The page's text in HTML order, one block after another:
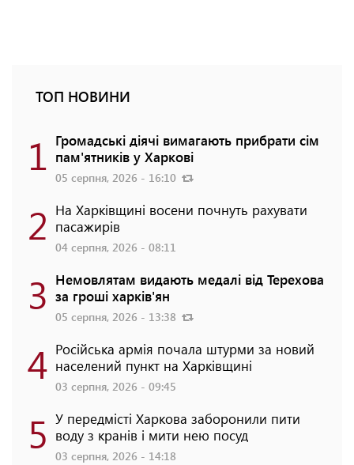
ТОП НОВИНИ
1 Громадські діячі вимагають прибрати сім
пам'ятників у Харкові
05 серпня, 2026 - 16:10
2 На Харківщині восени почнуть рахувати
пасажирів
04 серпня, 2026 - 08:11
3 Немовлятам видають медалі від Терехова
за гроші харків'ян
05 серпня, 2026 - 13:38
4 Російська армія почала штурми за новий
населений пункт на Харківщині
03 серпня, 2026 - 09:45
5 У передмісті Харкова заборонили пити
воду з кранів і мити нею посуд
03 серпня, 2026 - 14:18